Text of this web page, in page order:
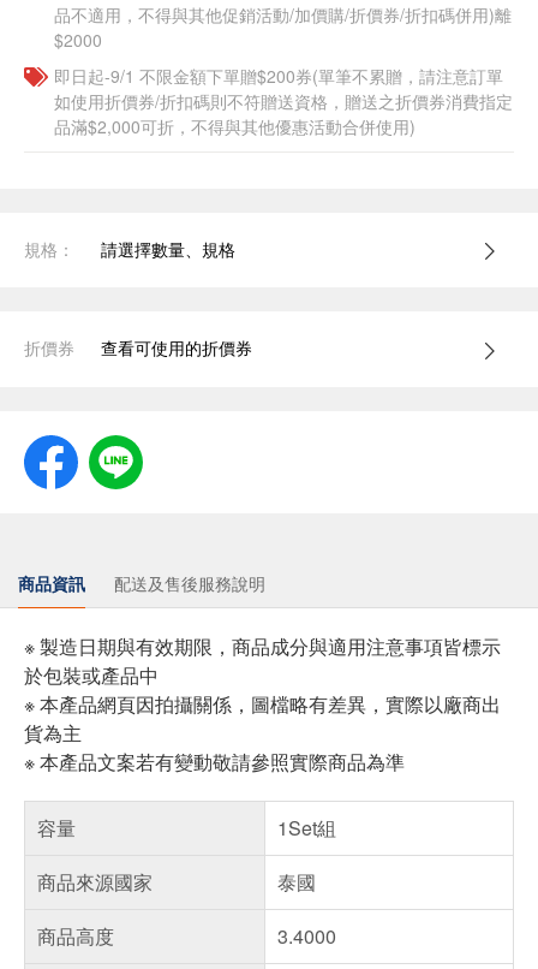
品不適用，不得與其他促銷活動/加價購/折價券/折扣碼併用)離
$2000
即日起-9/1 不限金額下單贈$200券(單筆不累贈，請注意訂單
如使用折價券/折扣碼則不符贈送資格，贈送之折價券消費指定
品滿$2,000可折，不得與其他優惠活動合併使用)
規格： 請選擇數量、規格
折價券 查看可使用的折價券
商品資訊 配送及售後服務說明
※ 製造日期與有效期限，商品成分與適用注意事項皆標示
於包裝或產品中
※ 本產品網頁因拍攝關係，圖檔略有差異，實際以廠商出
貨為主
※ 本產品文案若有變動敬請參照實際商品為準
容量
1Set組
商品來源國家
泰國
商品高度
3.4000